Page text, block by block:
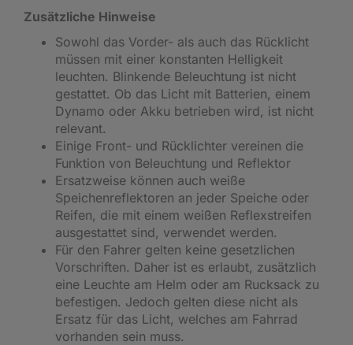
Zusätzliche Hinweise
Sowohl das Vorder- als auch das Rücklicht
müssen mit einer konstanten Helligkeit
leuchten. Blinkende Beleuchtung ist nicht
gestattet. Ob das Licht mit Batterien, einem
Dynamo oder Akku betrieben wird, ist nicht
relevant.
Einige Front- und Rücklichter vereinen die
Funktion von Beleuchtung und Reflektor
Ersatzweise können auch weiße
Speichenreflektoren an jeder Speiche oder
Reifen, die mit einem weißen Reflexstreifen
ausgestattet sind, verwendet werden.
Für den Fahrer gelten keine gesetzlichen
Vorschriften. Daher ist es erlaubt, zusätzlich
eine Leuchte am Helm oder am Rucksack zu
befestigen. Jedoch gelten diese nicht als
Ersatz für das Licht, welches am Fahrrad
vorhanden sein muss.